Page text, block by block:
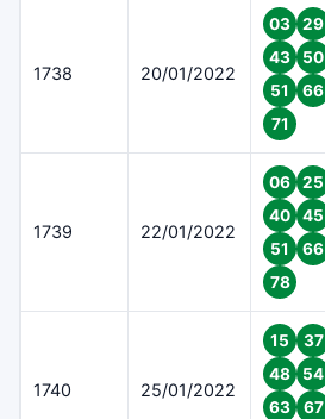
1738 20/01/2022
03
29
43
50
51
66
71
1739 22/01/2022
06
25
40
45
51
66
78
1740 25/01/2022
15
37
48
54
63
67